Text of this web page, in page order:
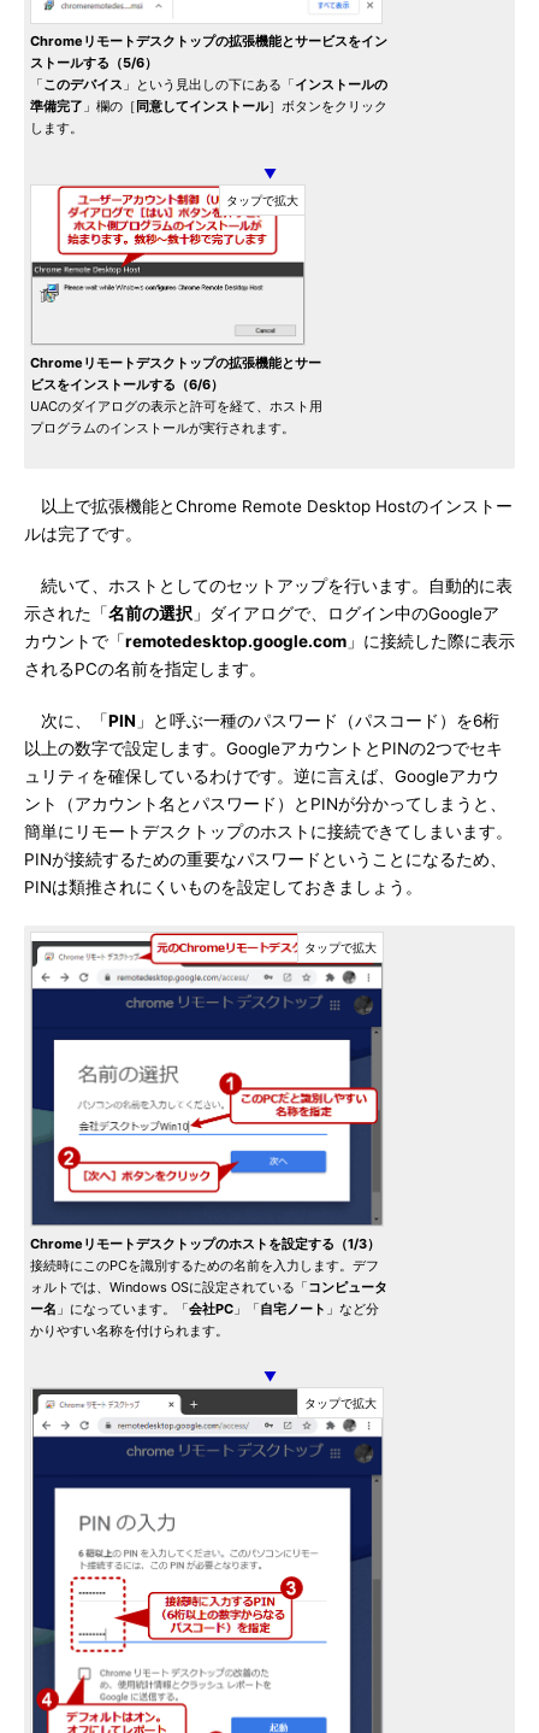
Chromeリモートデスクトップの拡張機能とサービスをイン
ストールする（5/6）
「このデバイス 」という見出しの下にある「インストールの
準備完了 」欄の［ 同意してインストール］ボタンをクリック
します。
▼
Chromeリモートデスクトップの拡張機能とサー
ビスをインストールする（6/6）
UACのダイアログの表示と許可を経て、ホスト用
プログラムのインストールが実行されます。
以上で拡張機能とChrome Remote Desktop Hostのインストー
ルは完了です。
続いて、ホストとしてのセットアップを行います。自動的に表
示された「名前の選択 」ダイアログで、ログイン中のGoogleア
カウントで「remotedesktop.google.com 」に接続した際に表示
されるPCの名前を指定します。
次に、「PIN 」と呼ぶ一種のパスワード（パスコード）を6桁
以上の数字で設定します。GoogleアカウントとPINの2つでセキ
ュリティを確保しているわけです。逆に言えば、Googleアカウ
ント（アカウント名とパスワード）とPINが分かってしまうと、
簡単にリモートデスクトップのホストに接続できてしまいます。
PINが接続するための重要なパスワードということになるため、
PINは類推されにくいものを設定しておきましょう。
Chromeリモートデスクトップのホストを設定する（1/3）
接続時にこのPCを識別するための名前を入力します。デフ
ォルトでは、Windows OSに設定されている「コンピュータ
ー名 」になっています。「会社PC 」「自宅ノート 」など分
かりやすい名称を付けられます。
▼